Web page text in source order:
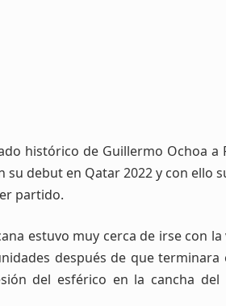
histórico de Guillermo Ochoa a
su debut en Qatar 2022 y con ello
partido.
estuvo muy cerca de irse con
después de que
del esférico en la cancha